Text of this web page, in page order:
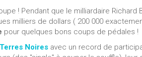
! Pendant que le milliardaire Richard
milliers de dollars ( 200 000
pour quelques bons coups de pédales !
Noires avec un record de